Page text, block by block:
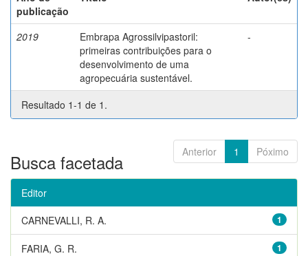
publicação
2019
Embrapa Agrossilvipastoril:
primeiras contribuições para o
desenvolvimento de uma
agropecuária sustentável.
-
Resultado 1-1 de 1.
Anterior 1 Póximo
Busca facetada
Editor
1
CARNEVALLI, R. A.
1
FARIA, G. R.